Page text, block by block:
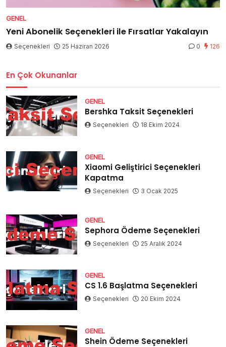
GENEL
Yeni Abonelik Seçenekleri ile Fırsatlar Yakalayın
Seçenekleri 25 Haziran 2026 0 126
En Çok Okunanlar
GENEL
Bershka Taksit Seçenekleri
Seçenekleri 18 Ekim 2024
GENEL
Xiaomi Geliştirici Seçenekleri
Kapatma
Seçenekleri 3 Ocak 2025
GENEL
Sephora Ödeme Seçenekleri
Seçenekleri 25 Aralık 2024
GENEL
CS 1.6 Başlatma Seçenekleri
Seçenekleri 20 Ekim 2024
GENEL
Shein Ödeme Seçenekleri